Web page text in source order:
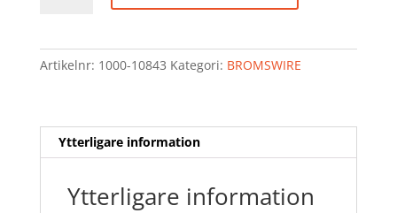
Artikelnr: 1000-10843 Kategori: BROMSWIRE
Ytterligare information
Ytterligare information